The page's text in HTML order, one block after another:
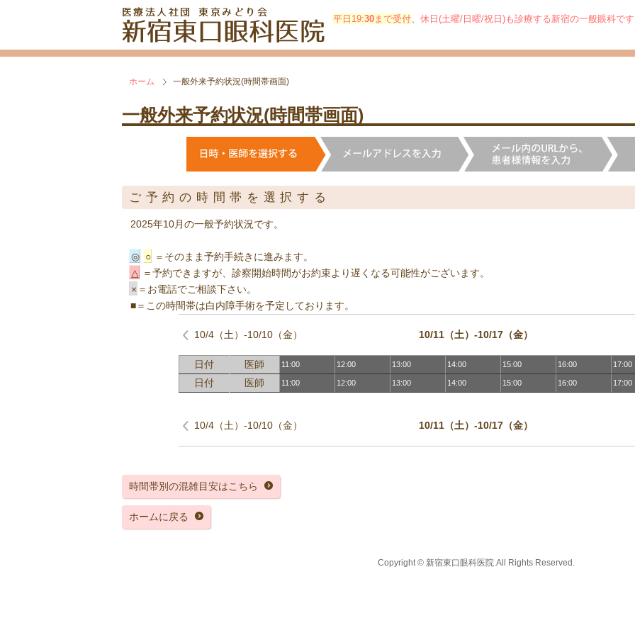
平日19:30まで受付、 休日(土曜/日曜/祝日)も診療する新宿の一般眼科で
ホーム 一般外来予約状況(時間帯画面)
一般外来予約状況(時間帯画面)
ご予約の時間帯を選択する
2025年10月の一般予約状況です。
◎ ○ ＝そのまま予約手続きに進みます。
△
＝予約できますが、診察開始時間がお約束より遅くなる可能性がございます。
× ＝お電話でご相談下さい。
■＝この時間帯は白内障手術を予定しております。
10/4（土）-10/10（金） 10/11（土）-10/17（金）
日付 医師 11:00 12:00 13:00 14:00 15:00 16:00 17:00
日付 医師 11:00 12:00 13:00 14:00 15:00 16:00 17:00
10/4（土）-10/10（金） 10/11（土）-10/17（金）
時間帯別の混雑目安はこちら
ホームに戻る
Copyright © 新宿東口眼科医院.All Rights Reserved.